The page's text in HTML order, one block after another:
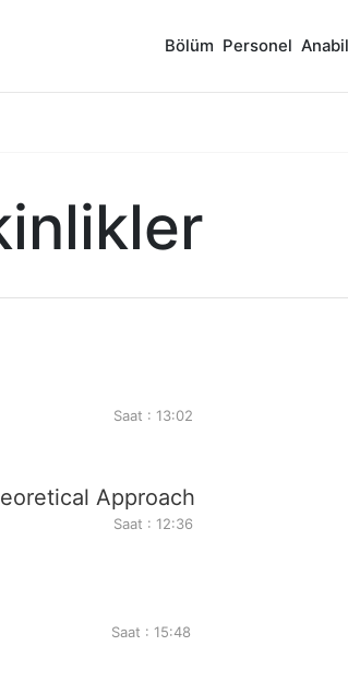
Bölüm Personel
Saat : 13:02
Approach
Saat : 12:36
Saat : 15:48